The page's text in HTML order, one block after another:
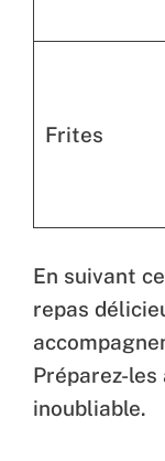
Frites
En suivant
repas
Préparez-les
inoubliable.